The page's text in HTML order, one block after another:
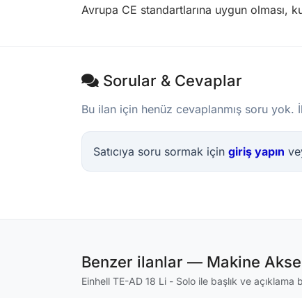
Avrupa CE standartlarına uygun olması,
Sorular & Cevaplar
Bu ilan için henüz cevaplanmış soru yok.
Satıcıya soru sormak için giriş yapın
Benzer ilanlar — Makine
Einhell TE-AD 18 Li - Solo ile başlık ve açıklama